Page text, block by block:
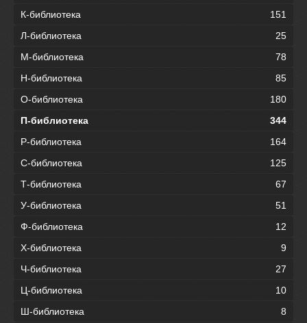
К-библиотека
151
Л-библиотека
25
М-библиотека
78
Н-библиотека
85
О-библиотека
180
П-библиотека
344
Р-библиотека
164
С-библиотека
125
Т-библиотека
67
У-библиотека
51
Ф-библиотека
12
Х-библиотека
9
Ч-библиотека
27
Ц-библиотека
10
Ш-библиотека
8